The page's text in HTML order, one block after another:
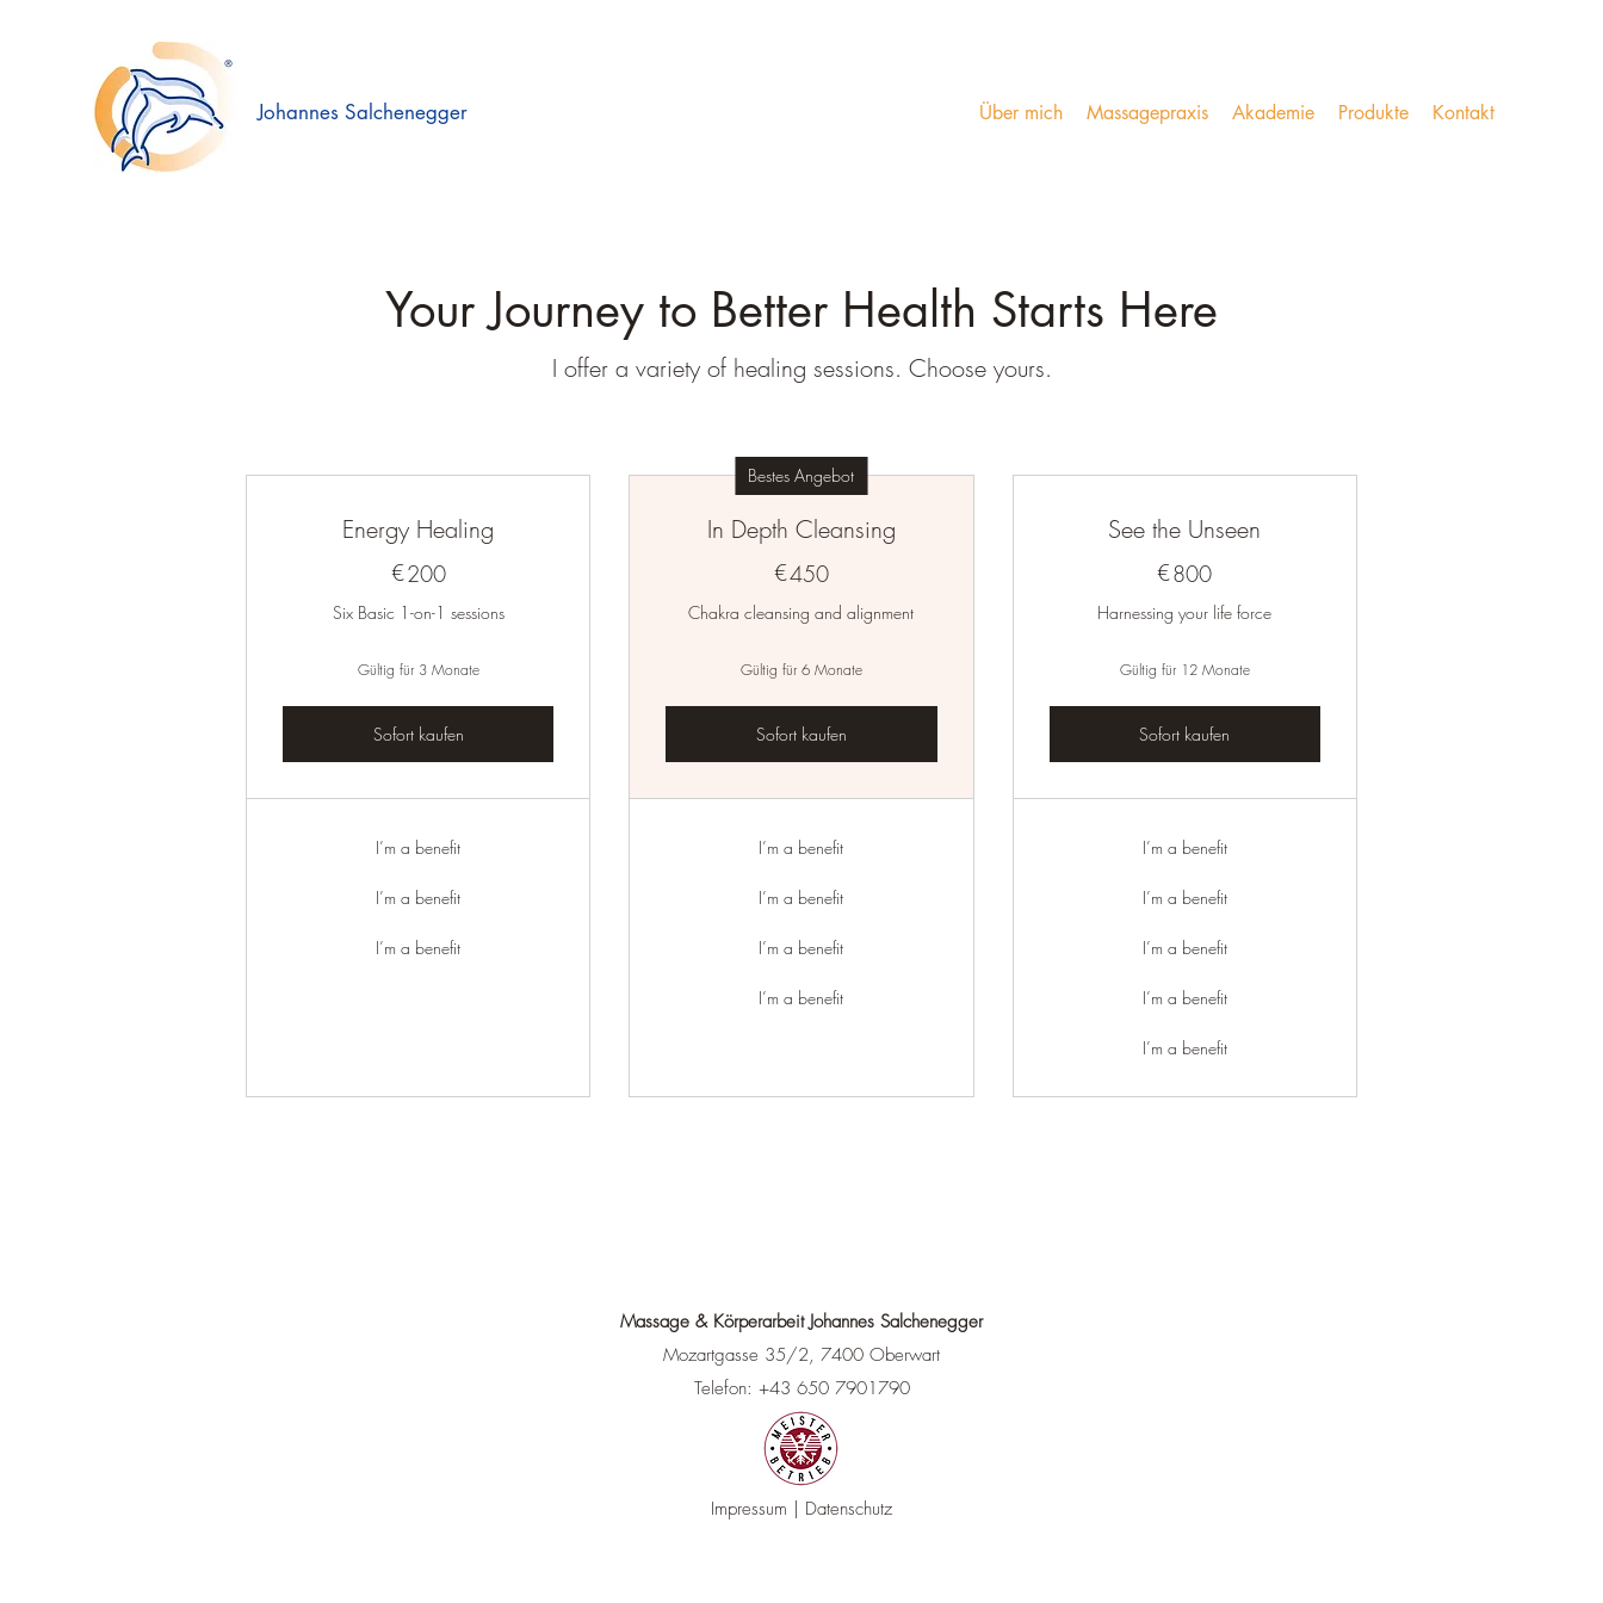
Johannes Salchenegger Über mich Massagepraxis Akademie Produkte Kontakt
Your Journey to Better Health Starts Here
I offer a variety of healing sessions. Choose yours.
Energy Healing
€200200€
Six Basic 1-on-1 sessions
Gültig für 3 Monate
Sofort kaufen
I’m a benefit
I’m a benefit
I’m a benefit
Bestes Angebot
In Depth Cleansing
€450450€
Chakra cleansing and alignment
Gültig für 6 Monate
Sofort kaufen
I’m a benefit
I’m a benefit
I’m a benefit
I’m a benefit
See the Unseen
€800
Harnessing your life force
Gültig für 12 Monate
Sofort kaufen
I’m a benefit
I’m a benefit
I’m a benefit
I’m a benefit
I’m a benefit
Massage & Körperarbeit Johannes Salchenegger
Mozartgasse 35/2, 7400 Oberwart
Telefon: +43 650 7901790
Impressum Datenschutz